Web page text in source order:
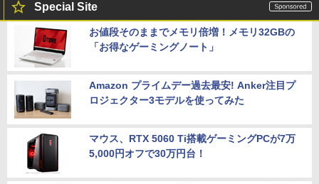
Special Site
お値段そのままでメモリ倍増！メモリ32GBの
「お得なゲーミングノート」
Amazon プライムデー過去最安! Anker注目プ
ロジェクター3モデルを使ってみた
マウス、RTX 5060 Ti搭載ゲーミングPCが7万
5,000円オフで30万円台！